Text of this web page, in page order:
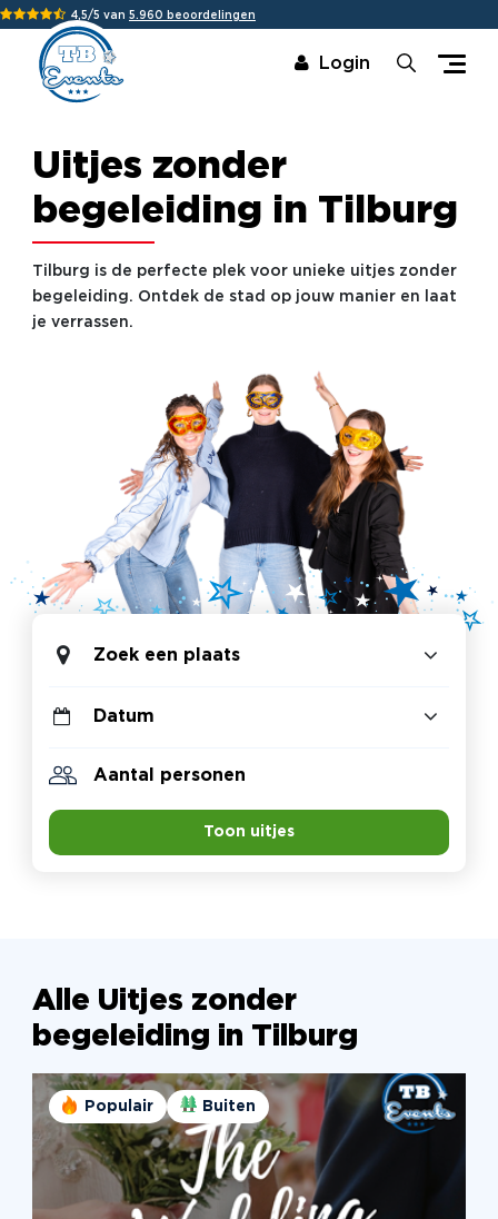
4,5/5 van 5.960 beoordelingen
Login
Uitjes zonder
begeleiding in Tilburg
Tilburg is de perfecte plek voor unieke uitjes zonder
begeleiding. Ontdek de stad op jouw manier en laat
je verrassen.
Zoek een plaats
Toon uitjes
Alle Uitjes zonder
begeleiding in Tilburg
Populair Buiten